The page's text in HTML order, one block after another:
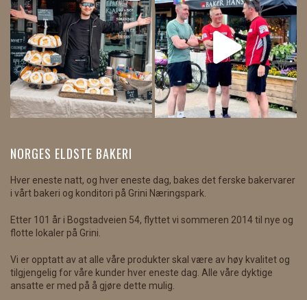
NORGES ELDSTE BAKERI
Hver eneste natt, og hver eneste dag, bakes det ferske bakervarer
i vårt bakeri og konditori på Grini Næringspark.
Etter 101 år i Bogstadveien 54, flyttet vi sommeren 2014 til nye og
flotte lokaler på Grini.
Vi er opptatt av at alle våre produkter skal være av høy kvalitet og
tilgjengelig for våre kunder hver eneste dag. Alle våre dyktige
ansatte er med på å gjøre dette mulig.